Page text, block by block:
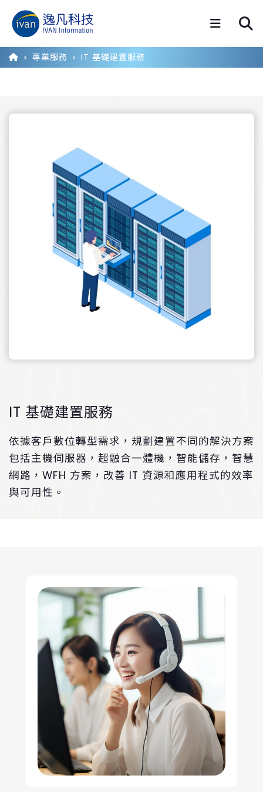
專業服務 IT 基礎建置服務
IT 基礎建置服務
依據客戶數位轉型需求，規劃建置不同的解決方案
包括主機伺服器，超融合一體機，智能儲存，智慧
網路，WFH 方案，改善 IT 資源和應用程式的效率
與可用性。